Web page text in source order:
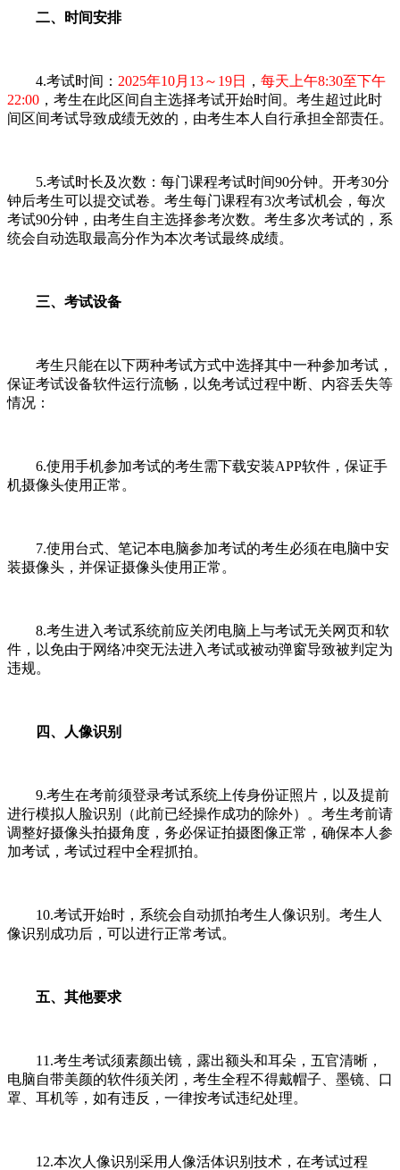
二、时间安排
4.考试时间： 2025年10月13～19日 ， 每天上午8:30至下午
22:00 ，考生在此区间自主选择考试开始时间。考生超过此时
间区间考试导致成绩无效的，由考生本人自行承担全部责任。
5.考试时长及次数：每门课程考试时间90分钟。开考30分
钟后考生可以提交试卷。考生每门课程有3次考试机会，每次
考试90分钟，由考生自主选择参考次数。考生多次考试的，系
统会自动选取最高分作为本次考试最终成绩。
三、考试设备
考生只能在以下两种考试方式中选择其中一种参加考试，
保证考试设备软件运行流畅，以免考试过程中断、内容丢失等
情况：
6.使用手机参加考试的考生需下载安装APP软件，保证手
机摄像头使用正常。
7.使用台式、笔记本电脑参加考试的考生必须在电脑中安
装摄像头，并保证摄像头使用正常。
8.考生进入考试系统前应关闭电脑上与考试无关网页和软
件，以免由于网络冲突无法进入考试或被动弹窗导致被判定为
违规。
四、人像识别
9.考生在考前须登录考试系统上传身份证照片，以及提前
进行模拟人脸识别（此前已经操作成功的除外）。考生考前请
调整好摄像头拍摄角度，务必保证拍摄图像正常，确保本人参
加考试，考试过程中全程抓拍。
10.考试开始时，系统会自动抓拍考生人像识别。考生人
像识别成功后，可以进行正常考试。
五、其他要求
11.考生考试须素颜出镜，露出额头和耳朵，五官清晰，
电脑自带美颜的软件须关闭，考生全程不得戴帽子、墨镜、口
罩、耳机等，如有违反，一律按考试违纪处理。
12.本次人像识别采用人像活体识别技术，在考试过程